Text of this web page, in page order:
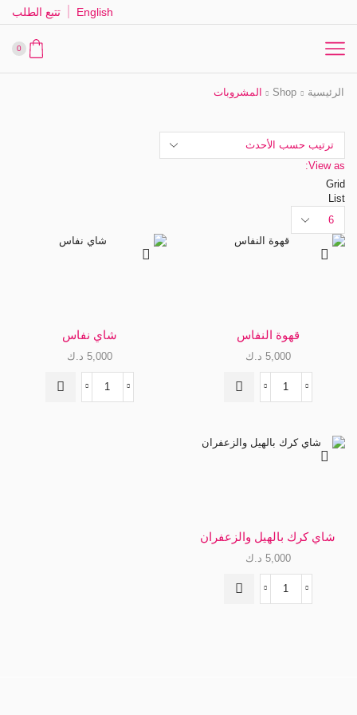
English تتبع الطلب
0
الرئيسية Shop المشروبات
View as:
Grid
List
per
page
قهوة النفاس
5,000 د.ك
كمية
شاي نفاس
5,000 د.ك
كمية
شاي كرك بالهيل والزعفران
5,000 د.ك
كمية